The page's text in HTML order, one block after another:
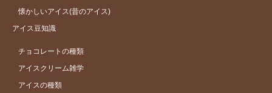
懐かしいアイス(昔のアイス)
アイス豆知識
チョコレートの種類
アイスクリーム雑学
アイスの種類